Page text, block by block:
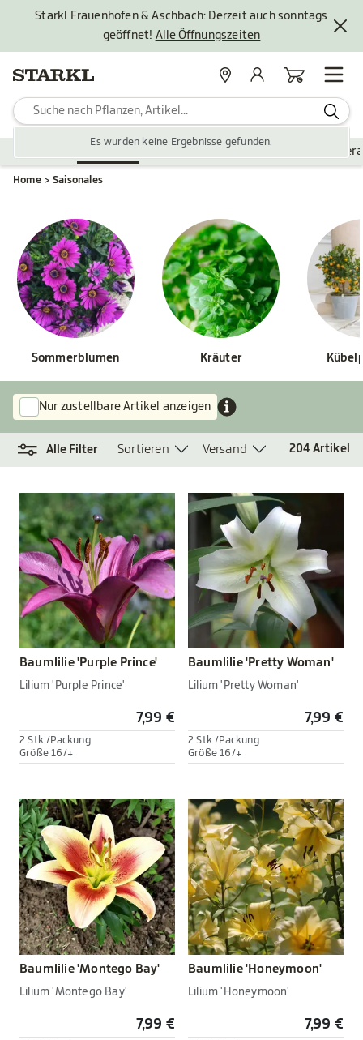
Starkl Frauenhofen & Aschbach: Derzeit auch sonntags
geöffnet! Alle Öffnungszeiten
Es wurden keine Ergebnisse gefunden.
StandorteMein KontoWarenkorb
Zubehör Gartengestaltung
Home Saisonales
Sommerblumen Kräuter
Nur zustellbare Artikel anzeigen
Alle Filter Sortieren Versand 204 Artikel
Baumlilie 'Purple Prince'
Lilium 'Purple Prince'
7,99 €
2 Stk./Packung
Größe 16/+
Baumlilie 'Pretty Woman'
Lilium 'Pretty Woman'
7,99 €
2 Stk./Packung
Größe 16/+
Baumlilie 'Montego Bay'
Lilium 'Montego Bay'
7,99 €
Baumlilie 'Honeymoon'
Lilium 'Honeymoon'
7,99 €